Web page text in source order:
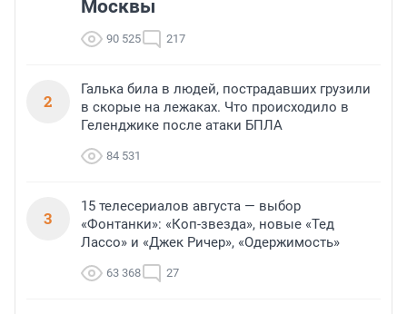
Москвы
90 525 217
2
Галька била в людей, пострадавших грузили
в скорые на лежаках. Что происходило в
Геленджике после атаки БПЛА
84 531
3
15 телесериалов августа — выбор
«Фонтанки»: «Коп-звезда», новые «Тед
Лассо» и «Джек Ричер», «Одержимость»
63 368 27